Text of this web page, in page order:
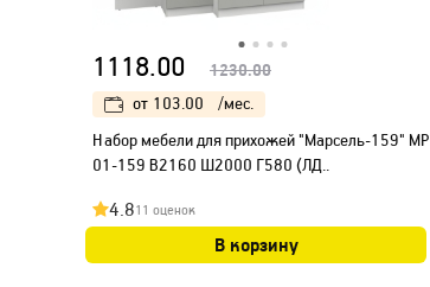
1118.00 1230.00
от 103.00
/мес.
Набор мебели для прихожей "Марсель-159" МР
01-159 В2160 Ш2000 Г580 (ЛД..
4.811 оценок
В корзину